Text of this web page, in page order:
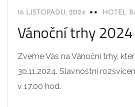
16 LISTOPADU, 2024 HOTEL
Vánoční trhy 2024
Zveme Vás na Vánoční trhy,
30.11.2024. Slavnostní
v 17.00 hod.